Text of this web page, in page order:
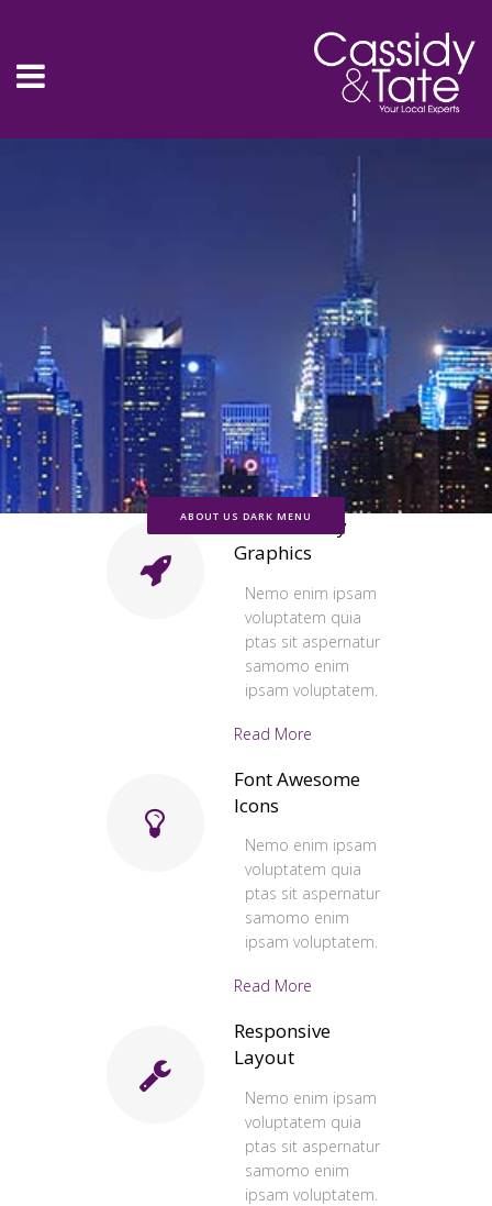
ABOUT US DARK MENU
Retina Ready
Graphics
Nemo enim ipsam
voluptatem quia
ptas sit aspernatur
samomo enim
ipsam voluptatem.
Read More
Font Awesome
Icons
Nemo enim ipsam
voluptatem quia
ptas sit aspernatur
samomo enim
ipsam voluptatem.
Read More
Responsive
Layout
Nemo enim ipsam
voluptatem quia
ptas sit aspernatur
samomo enim
ipsam voluptatem.